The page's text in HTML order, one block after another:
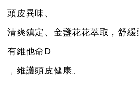
頭皮異味、
清爽鎮定、金盞花花萃取，舒
有維他命D
，維護頭皮健康。